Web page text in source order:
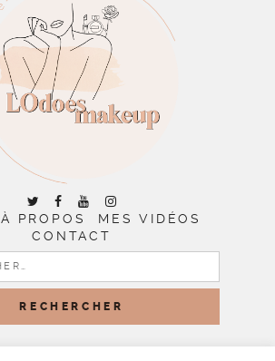
À PROPOS
MES VIDÉOS
CONTACT
RECHERCHER :